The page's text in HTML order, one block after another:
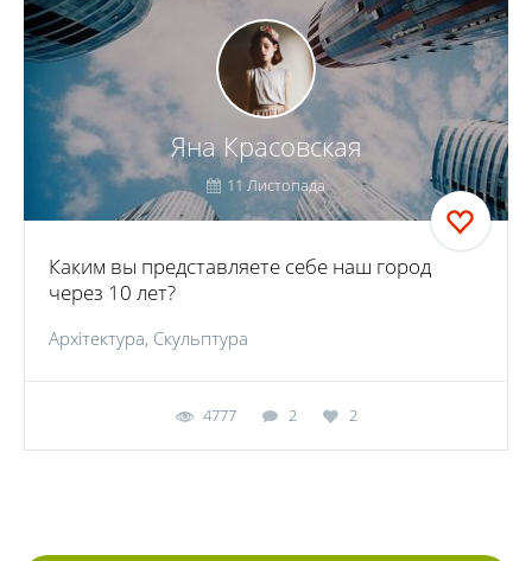
Яна Красовская
11 Листопада
Каким вы представляете себе наш город
через 10 лет?
Архітектура, Скульптура
4777 2 2